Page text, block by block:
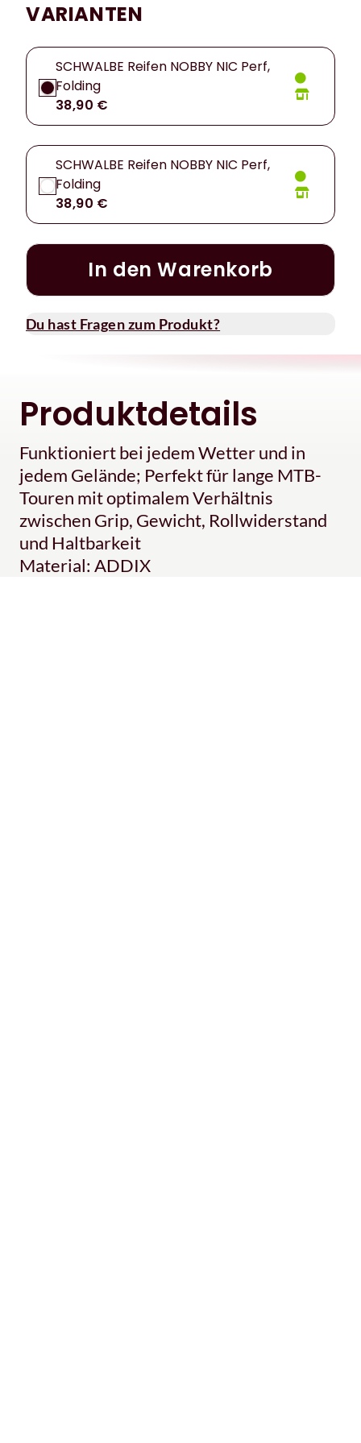
VARIANTEN
SCHWALBE Reifen NOBBY NIC Perf,
Folding
38,90 €
SCHWALBE Reifen NOBBY NIC Perf,
Folding
38,90 €
In den Warenkorb
Du hast Fragen zum Produkt?
Produktdetails
Funktioniert bei jedem Wetter und in
jedem Gelände; Perfekt für lange MTB-
Touren mit optimalem Verhältnis
zwischen Grip, Gewicht, Rollwiderstand
und Haltbarkeit
Material: ADDIX